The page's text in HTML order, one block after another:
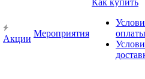
Акции
Мероприятия
Как купить
оплаты